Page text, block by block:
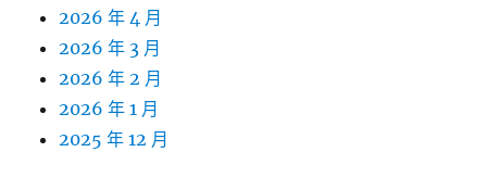
2026 年 4 月
2026 年 3 月
2026 年 2 月
2026 年 1 月
2025 年 12 月